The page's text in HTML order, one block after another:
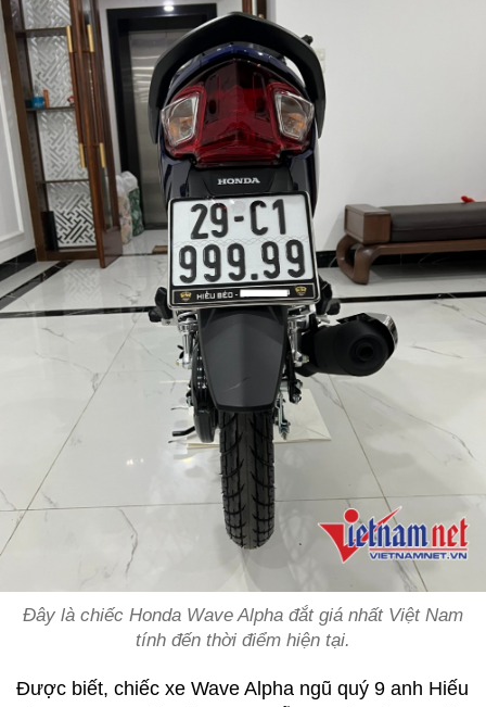
Đây là chiếc Honda Wave Alpha đắt giá nhất Việt Nam
tính đến thời điểm hiện tại.
Được biết, chiếc xe Wave Alpha ngũ quý 9 anh Hiếu